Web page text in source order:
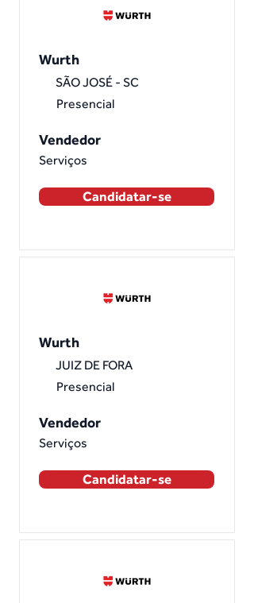
Wurth
SÃO JOSÉ - SC
Presencial
Vendedor
Serviços
Candidatar-se
Wurth
JUIZ DE FORA
Presencial
Vendedor
Serviços
Candidatar-se